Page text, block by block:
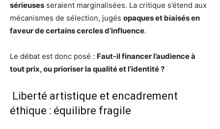
sérieuses seraient marginalisées. La critique s’étend aux
mécanismes de sélection, jugés opaques et biaisés en
faveur de certains cercles d’influence.
Le débat est donc posé : Faut-il financer l’audience à
tout prix, ou prioriser la qualité et l’identité ?
Liberté artistique et encadrement
éthique : équilibre fragile